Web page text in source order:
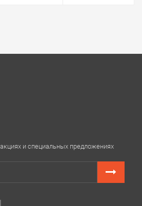
и специальных предложениях